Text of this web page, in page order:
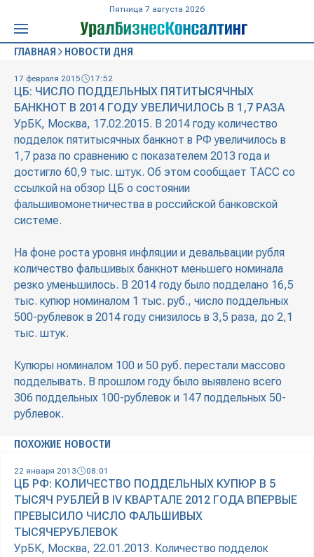
Пятница 7 августа 2026
ГЛАВНАЯ НОВОСТИ ДНЯ
17 февраля 2015 17:52
ЦБ: ЧИСЛО ПОДДЕЛЬНЫХ ПЯТИТЫСЯЧНЫХ
БАНКНОТ В 2014 ГОДУ УВЕЛИЧИЛОСЬ В 1,7 РАЗА
УрБК, Москва, 17.02.2015. В 2014 году количество
подделок пятитысячных банкнот в РФ увеличилось в
1,7 раза по сравнению с показателем 2013 года и
достигло 60,9 тыс. штук. Об этом сообщает ТАСС со
ссылкой на обзор ЦБ о состоянии
фальшивомонетничества в российской банковской
системе.
На фоне роста уровня инфляции и девальвации рубля
количество фальшивых банкнот меньшего номинала
резко уменьшилось. В 2014 году было подделано 16,5
тыс. купюр номиналом 1 тыс. руб., число поддельных
500-рублевок в 2014 году снизилось в 3,5 раза, до 2,1
тыс. штук.
Купюры номиналом 100 и 50 руб. перестали массово
подделывать. В прошлом году было выявлено всего
306 поддельных 100-рублевок и 147 поддельных 50-
рублевок.
ПОХОЖИЕ НОВОСТИ
22 января 2013 08:01
ЦБ РФ: КОЛИЧЕСТВО ПОДДЕЛЬНЫХ КУПЮР В 5
ТЫСЯЧ РУБЛЕЙ В IV КВАРТАЛЕ 2012 ГОДА ВПЕРВЫЕ
ПРЕВЫСИЛО ЧИСЛО ФАЛЬШИВЫХ
ТЫСЯЧЕРУБЛЕВОК
УрБК, Москва, 22.01.2013. Количество подделок